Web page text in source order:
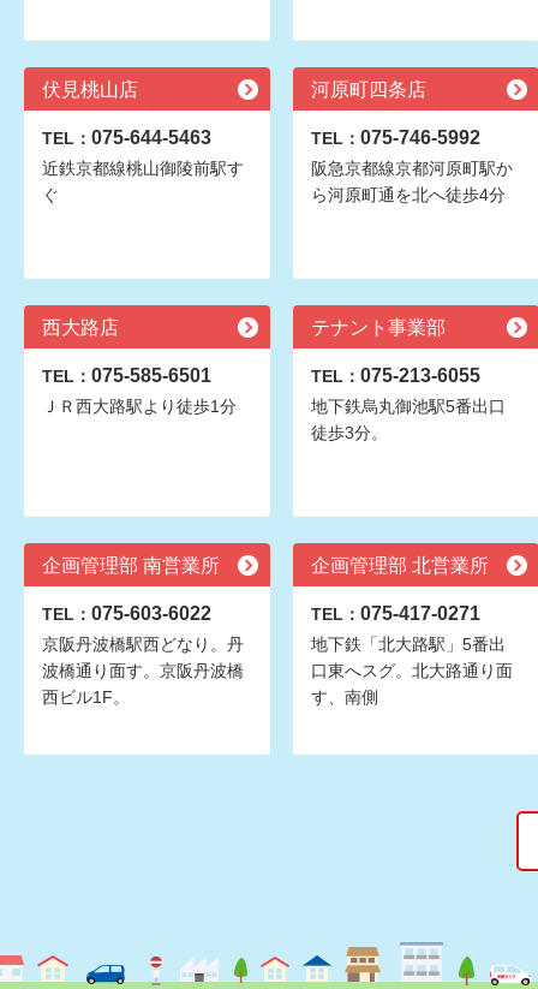
伏見桃山店
TEL： 075-644-5463
近鉄京都線桃山御陵前駅す
ぐ
河原町四条店
TEL： 075-746-5992
阪急京都線京都河原町駅か
ら河原町通を北へ徒歩4分
西大路店
TEL： 075-585-6501
ＪＲ西大路駅より徒歩1分
テナント事業部
TEL： 075-213-6055
地下鉄烏丸御池駅5番出口
徒歩3分。
企画管理部 南営業所
TEL： 075-603-6022
京阪丹波橋駅西どなり。丹
波橋通り面す。京阪丹波橋
西ビル1F。
企画管理部 北営業所
TEL： 075-417-0271
地下鉄「北大路駅」5番出
口東へスグ。北大路通り面
す、南側